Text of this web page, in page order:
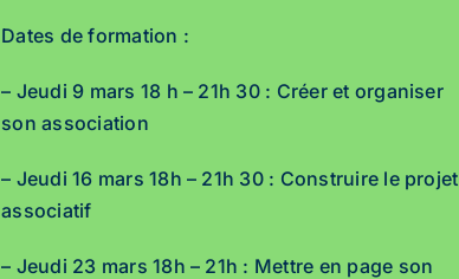
Dates de formation :
– Jeudi 9 mars 18 h – 21h 30 : Créer et organiser
son association
– Jeudi 16 mars 18h – 21h 30 : Construire le projet
associatif
– Jeudi 23 mars 18h – 21h : Mettre en page son